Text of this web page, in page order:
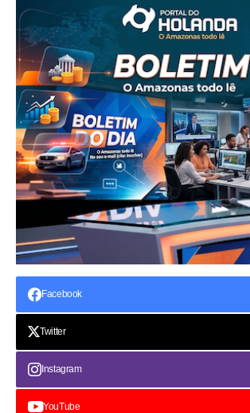
Facebook
Twitter
Instagram
YouTube